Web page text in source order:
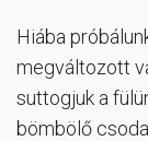
Hiába
megváltozott
suttogjuk a
bömbölő